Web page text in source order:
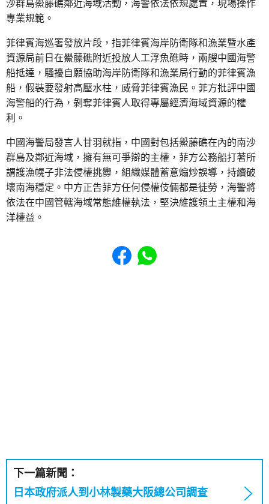
沙群島鱟藤礁鄰近海域活動，海警依法依規處置，現場操作
專業規範。
菲律賓海巡署發放片段，指菲律賓海岸防衛隊和漁業暨水產
資源局前日在鱟藤礁附近投放人工浮魚礁時，兩艘中國海警
船抵達，騷擾自願協助海岸防衛隊和漁業局行動的菲律賓漁
船，假裝要發射高壓水柱，威脅菲律賓漁民。菲方批評中國
海警船的行為，剝奪菲律賓人取得專屬經濟海域資源的權
利。
中國海警局發言人甘羽就指，中國對包括鱟藤礁在內的南沙
群島及鄰近海域，擁有無可爭辯的主權，菲方公務船打著所
謂護漁幌子非法侵權挑釁，組織媒體蓄意煽炒誤導，持續破
壞南海穩定。中方正告菲方任何侵權伎倆都是徒勞，海警將
依法在中國管轄海域常態維權執法，堅決維護領土主權和海
洋權益。
Share to Facebook
Share to WhatsApp
下一篇新聞：
日本政府派人到小林製藥大阪總公司調查